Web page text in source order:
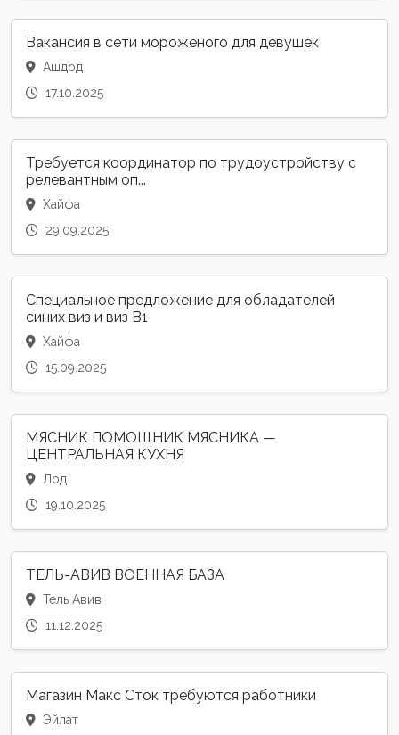
Вакансия в сети мороженого для девушек
Ашдод
17.10.2025
Требуется координатор по трудоустройству с
релевантным оп...
Хайфа
29.09.2025
Специальное предложение для обладателей
синих виз и виз B1
Хайфа
15.09.2025
МЯСНИК ПОМОЩНИК МЯСНИКА —
ЦЕНТРАЛЬНАЯ КУХНЯ
Лод
19.10.2025
ТЕЛЬ-АВИВ ВОЕННАЯ БАЗА
Тель Авив
11.12.2025
Магазин Макс Сток требуются работники
Эйлат